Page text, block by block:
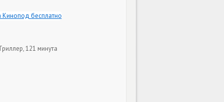
121 минута